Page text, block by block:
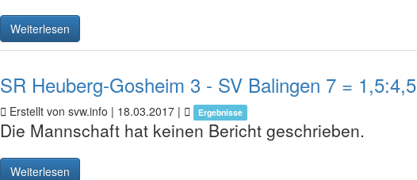
Weiterlesen
SR Heuberg-Gosheim 3 - SV Balingen 7 = 1,5:4,5
Erstellt von svw.info | 18.03.2017 | Ergebnisse
Die Mannschaft hat keinen Bericht geschrieben.
Weiterlesen